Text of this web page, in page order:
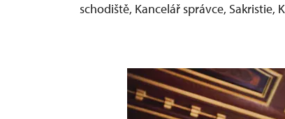
schodiště, Kancelář správce, Sakristie,